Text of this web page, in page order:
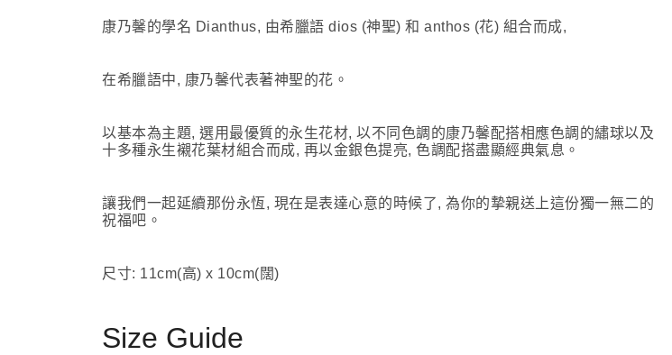
康乃馨的學名 Dianthus, 由希臘語 dios (神聖) 和 anthos (花) 組合而成,
在希臘語中, 康乃馨代表著神聖的花。
以基本為主題, 選用最優質的永生花材, 以不同色調的康乃馨配搭相應色調的繡球以及
十多種永生襯花葉材組合而成, 再以金銀色提亮, 色調配搭盡顯經典氣息。
讓我們一起延續那份永恆, 現在是表達心意的時候了, 為你的摯親送上這份獨一無二的
祝福吧。
尺寸: 11cm(高) x 10cm(闊)
Size Guide